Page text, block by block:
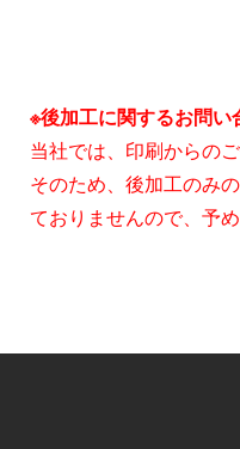
※後加工に関するお問い
当社では、印刷からの
そのため、後加工のみ
ておりませんので、予